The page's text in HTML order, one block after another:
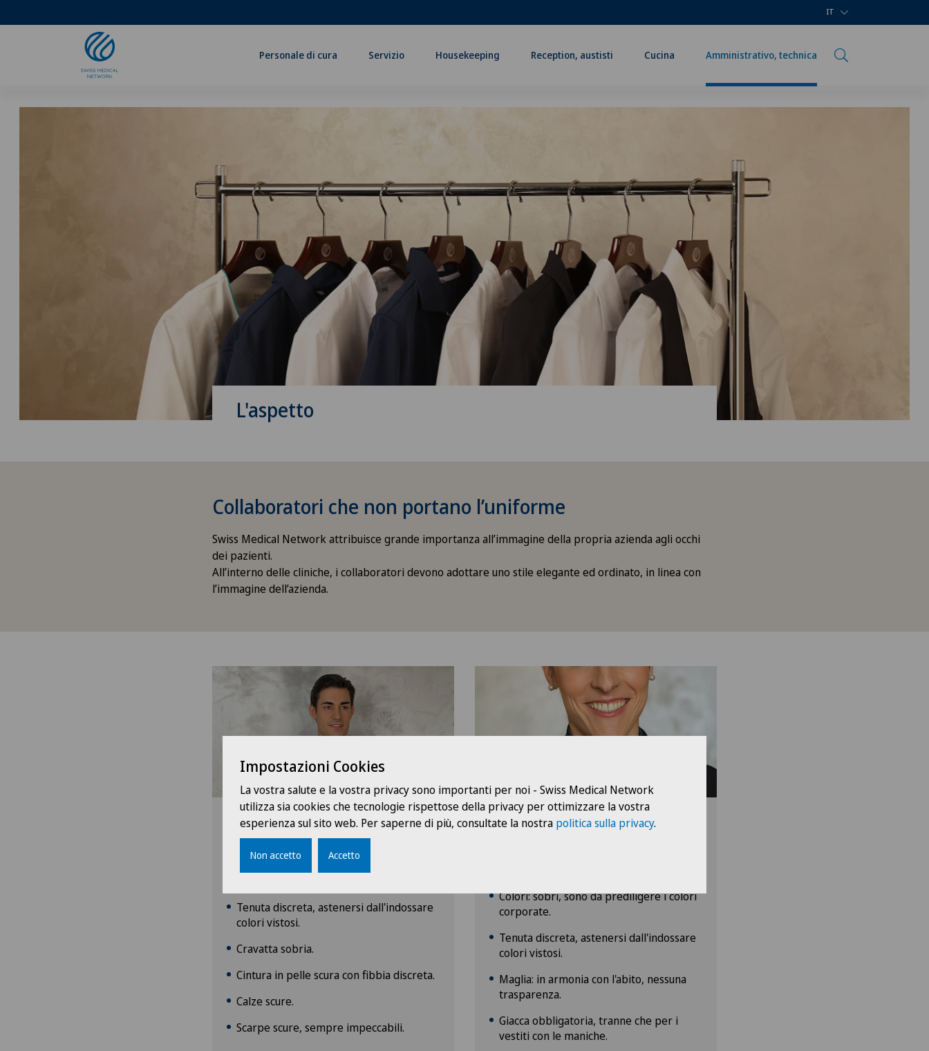
IT
Personale di cura Servizio Housekeeping Reception, austisti Cucina Amministrativo, technica
L'aspetto
Collaboratori che non portano l’uniforme
Swiss Medical Network attribuisce grande importanza all’immagine della propria azienda agli occhi
dei pazienti.
All’interno delle cliniche, i collaboratori devono adottare uno stile elegante ed ordinato, in linea con
l’immagine dell’azienda.
Uomini
Completo
Tenuta discreta, astenersi dall'indossare
colori vistosi.
Cravatta sobria.
Cintura in pelle scura con fibbia discreta.
Calze scure.
Scarpe scure, sempre impeccabili.
Donne
Colori: sobri, sono da prediligere i colori
corporate.
Tenuta discreta, astenersi dall'indossare
colori vistosi.
Maglia: in armonia con l'abito, nessuna
trasparenza.
Giacca obbligatoria, tranne che per i
vestiti con le maniche.
Impostazioni Cookies
La vostra salute e la vostra privacy sono importanti per noi - Swiss Medical Network
utilizza sia cookies che tecnologie rispettose della privacy per ottimizzare la vostra
esperienza sul sito web. Per saperne di più, consultate la nostra politica sulla privacy.
Non accetto Accetto